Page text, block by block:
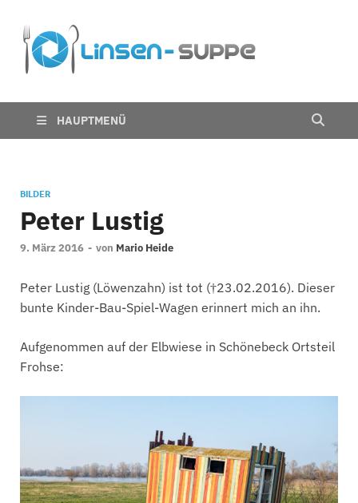
Suppe
HAUPTMENÜ
BILDER
Peter Lustig
9. März 2016 - von Mario Heide
Peter Lustig (Löwenzahn) ist tot (†23.02.2016). Dieser
bunte Kinder-Bau-Spiel-Wagen erinnert mich an ihn.
Aufgenommen auf der Elbwiese in Schönebeck Ortsteil
Frohse: